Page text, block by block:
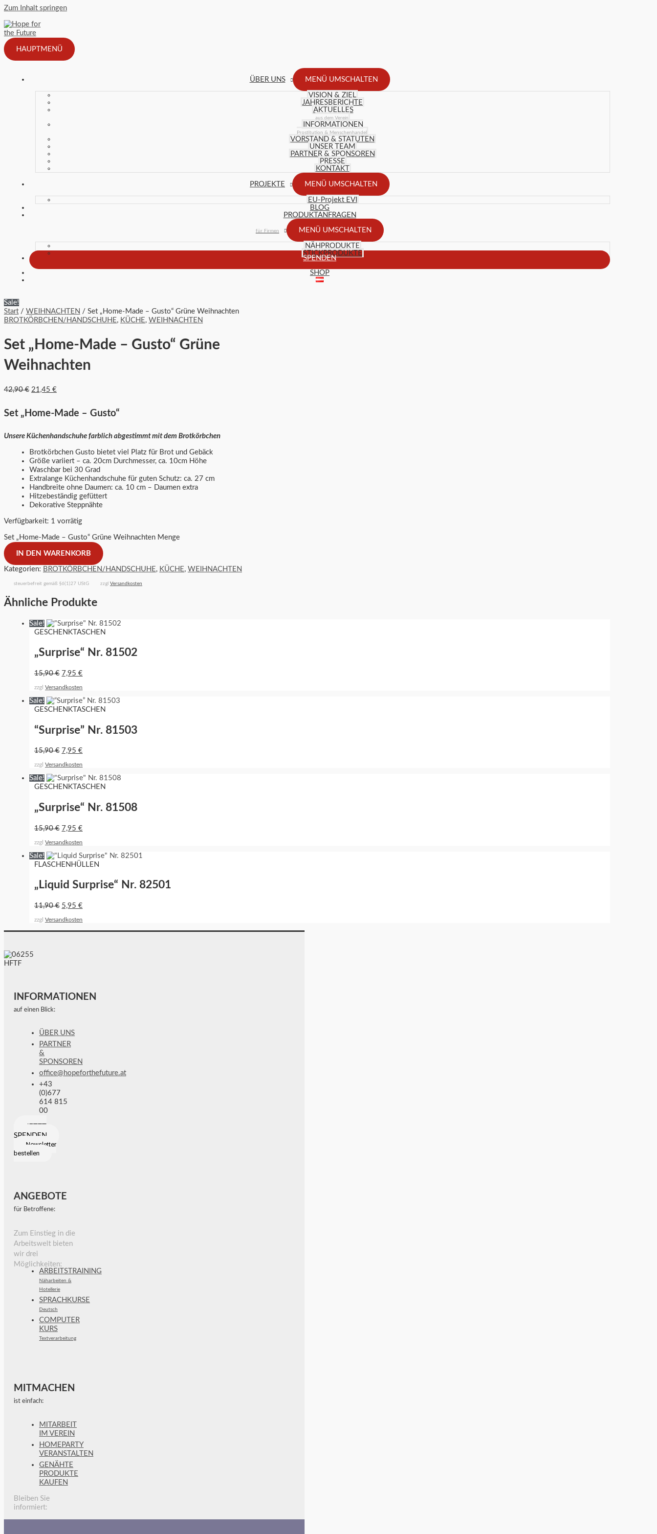
Zum Inhalt springen
HAUPTMENÜ
ÜBER UNS MENÜ UMSCHALTEN
VISION & ZIEL
JAHRESBERICHTE
AKTUELLES
aus dem Verein
INFORMATIONEN
Prostitution & Menschenhandel
VORSTAND & STATUTEN
UNSER TEAM
PARTNER & SPONSOREN
PRESSE
KONTAKT
PROJEKTE MENÜ UMSCHALTEN
EU-Projekt EVI
BLOG
PRODUKTANFRAGEN
für Firmen MENÜ UMSCHALTEN
NÄHPRODUKTE
STICKPRODUKTE
SPENDEN
SHOP
Sale!
Start / WEIHNACHTEN / Set „Home-Made – Gusto“ Grüne Weihnachten
BROTKÖRBCHEN/HANDSCHUHE, KÜCHE, WEIHNACHTEN
Set „Home-Made – Gusto“ Grüne
Weihnachten
42,90€ 21,45 €
Set „Home-Made – Gusto“
Unsere Küchenhandschuhe farblich abgestimmt mit dem Brotkörbchen
Brotkörbchen Gusto bietet viel Platz für Brot und Gebäck
Größe variiert – ca. 20cm Durchmesser, ca. 10cm Höhe
Waschbar bei 30 Grad
Extralange Küchenhandschuhe für guten Schutz: ca. 27 cm
Handbreite ohne Daumen: ca. 10 cm – Daumen extra
Hitzebeständig gefüttert
Dekorative Steppnähte
Verfügbarkeit: 1 vorrätig
Set „Home-Made – Gusto“ Grüne Weihnachten Menge
IN DEN WARENKORB
Kategorien: BROTKÖRBCHEN/HANDSCHUHE, KÜCHE, WEIHNACHTEN
steuerbefreit gemäß §6(1)27 UStG zzgl Versandkosten
Ähnliche Produkte
Sale!
GESCHENKTASCHEN
„Surprise“ Nr. 81502
15,90€ 7,95 €
zzgl Versandkosten
Sale!
GESCHENKTASCHEN
“Surprise” Nr. 81503
15,90€ 7,95 €
zzgl Versandkosten
Sale!
GESCHENKTASCHEN
„Surprise“ Nr. 81508
15,90€ 7,95 €
zzgl Versandkosten
Sale!
FLASCHENHÜLLEN
„Liquid Surprise“ Nr. 82501
11,90€ 5,95 €
zzgl Versandkosten
INFORMATIONEN
auf einen Blick:
ÜBER UNS
PARTNER
&
SPONSOREN
office@hopeforthefuture.at
+43
(0)677
614 815
00
SPENDEN
Newsletter
bestellen
ANGEBOTE
für Betroffene:
Zum Einstieg in die
Arbeitswelt bieten
wir drei
Möglichkeiten:
ARBEITSTRAINING
Näharbeiten &
Hotellerie
SPRACHKURSE
Deutsch
COMPUTER
KURS
Textverarbeitung
MITMACHEN
ist einfach:
MITARBEIT
IM VEREIN
HOMEPARTY
VERANSTALTEN
GENÄHTE
PRODUKTE
KAUFEN
Bleiben Sie
informiert: